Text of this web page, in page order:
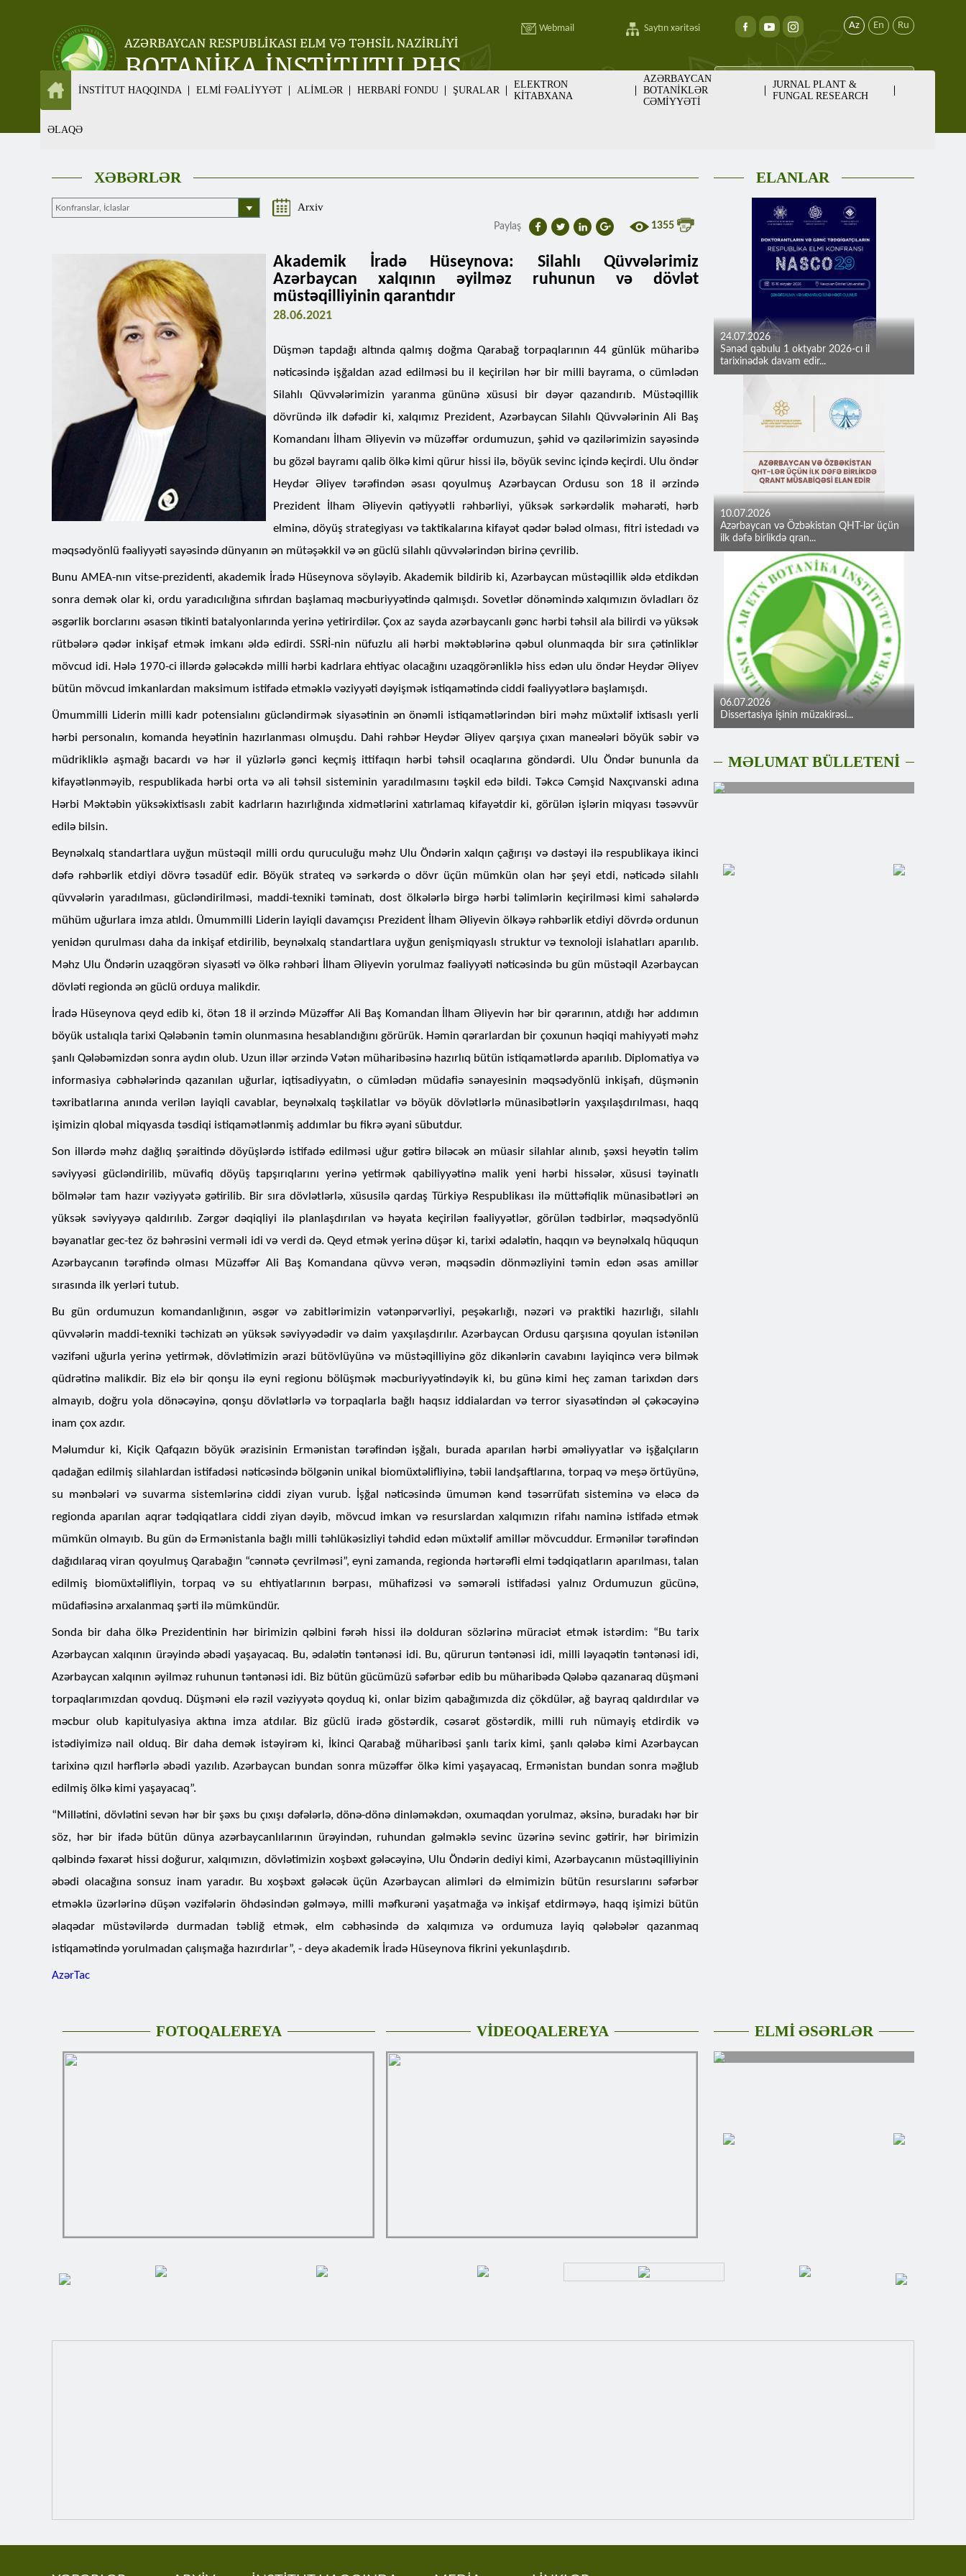
Webmail Saytın xəritəsi Az En Ru
İNSTİTUT HAQQINDA ELMİ FƏALİYYƏT ALİMLƏR HERBARİ FONDU ŞURALAR
ELEKTRON
KİTABXANA
AZƏRBAYCAN
BOTANİKLƏR
CƏMİYYƏTİ
JURNAL PLANT &
FUNGAL RESEARCH
ƏLAQƏ
XƏBƏRLƏR
Arxiv
Paylaş 1355
Akademik İradə Hüseynova: Silahlı Qüvvələrimiz
Azərbaycan xalqının əyilməz ruhunun və dövlət
müstəqilliyinin qarantıdır
28.06.2021
Düşmən tapdağı altında qalmış doğma Qarabağ torpaqlarının 44 günlük müharibə
nəticəsində işğaldan azad edilməsi bu il keçirilən hər bir milli bayrama, o cümlədən
Silahlı Qüvvələrimizin yaranma gününə xüsusi bir dəyər qazandırıb. Müstəqillik
dövründə ilk dəfədir ki, xalqımız Prezident, Azərbaycan Silahlı Qüvvələrinin Ali Baş
Komandanı İlham Əliyevin və müzəffər ordumuzun, şəhid və qazilərimizin sayəsində
bu gözəl bayramı qalib ölkə kimi qürur hissi ilə, böyük sevinc içində keçirdi. Ulu öndər
Heydər Əliyev tərəfindən əsası qoyulmuş Azərbaycan Ordusu son 18 il ərzində
Prezident İlham Əliyevin qətiyyətli rəhbərliyi, yüksək sərkərdəlik məharəti, hərb
elminə, döyüş strategiyası və taktikalarına kifayət qədər bələd olması, fitri istedadı və
məqsədyönlü fəaliyyəti sayəsində dünyanın ən mütəşəkkil və ən güclü silahlı qüvvələrindən birinə çevrilib.
Bunu AMEA-nın vitse-prezidenti, akademik İradə Hüseynova söyləyib. Akademik bildirib ki, Azərbaycan müstəqillik əldə etdikdən
sonra demək olar ki, ordu yaradıcılığına sıfırdan başlamaq məcburiyyətində qalmışdı. Sovetlər dönəmində xalqımızın övladları öz
əsgərlik borclarını əsasən tikinti batalyonlarında yerinə yetirirdilər. Çox az sayda azərbaycanlı gənc hərbi təhsil ala bilirdi və yüksək
rütbələrə qədər inkişaf etmək imkanı əldə edirdi. SSRİ-nin nüfuzlu ali hərbi məktəblərinə qəbul olunmaqda bir sıra çətinliklər
mövcud idi. Hələ 1970-ci illərdə gələcəkdə milli hərbi kadrlara ehtiyac olacağını uzaqgörənliklə hiss edən ulu öndər Heydər Əliyev
bütün mövcud imkanlardan maksimum istifadə etməklə vəziyyəti dəyişmək istiqamətində ciddi fəaliyyətlərə başlamışdı.
Ümummilli Liderin milli kadr potensialını gücləndirmək siyasətinin ən önəmli istiqamətlərindən biri məhz müxtəlif ixtisaslı yerli
hərbi personalın, komanda heyətinin hazırlanması olmuşdu. Dahi rəhbər Heydər Əliyev qarşıya çıxan maneələri böyük səbir və
müdrikliklə aşmağı bacardı və hər il yüzlərlə gənci keçmiş ittifaqın hərbi təhsil ocaqlarına göndərdi. Ulu Öndər bununla da
kifayətlənməyib, respublikada hərbi orta və ali təhsil sisteminin yaradılmasını təşkil edə bildi. Təkcə Cəmşid Naxçıvanski adına
Hərbi Məktəbin yüksəkixtisaslı zabit kadrların hazırlığında xidmətlərini xatırlamaq kifayətdir ki, görülən işlərin miqyası təsəvvür
edilə bilsin.
Beynəlxalq standartlara uyğun müstəqil milli ordu quruculuğu məhz Ulu Öndərin xalqın çağırışı və dəstəyi ilə respublikaya ikinci
dəfə rəhbərlik etdiyi dövrə təsadüf edir. Böyük strateq və sərkərdə o dövr üçün mümkün olan hər şeyi etdi, nəticədə silahlı
qüvvələrin yaradılması, gücləndirilməsi, maddi-texniki təminatı, dost ölkələrlə birgə hərbi təlimlərin keçirilməsi kimi sahələrdə
mühüm uğurlara imza atıldı. Ümummilli Liderin layiqli davamçısı Prezident İlham Əliyevin ölkəyə rəhbərlik etdiyi dövrdə ordunun
yenidən qurulması daha da inkişaf etdirilib, beynəlxalq standartlara uyğun genişmiqyaslı struktur və texnoloji islahatları aparılıb.
Məhz Ulu Öndərin uzaqgörən siyasəti və ölkə rəhbəri İlham Əliyevin yorulmaz fəaliyyəti nəticəsində bu gün müstəqil Azərbaycan
dövləti regionda ən güclü orduya malikdir.
İradə Hüseynova qeyd edib ki, ötən 18 il ərzində Müzəffər Ali Baş Komandan İlham Əliyevin hər bir qərarının, atdığı hər addımın
böyük ustalıqla tarixi Qələbənin təmin olunmasına hesablandığını görürük. Həmin qərarlardan bir çoxunun həqiqi mahiyyəti məhz
şanlı Qələbəmizdən sonra aydın olub. Uzun illər ərzində Vətən müharibəsinə hazırlıq bütün istiqamətlərdə aparılıb. Diplomatiya və
informasiya cəbhələrində qazanılan uğurlar, iqtisadiyyatın, o cümlədən müdafiə sənayesinin məqsədyönlü inkişafı, düşmənin
təxribatlarına anında verilən layiqli cavablar, beynəlxalq təşkilatlar və böyük dövlətlərlə münasibətlərin yaxşılaşdırılması, haqq
işimizin qlobal miqyasda təsdiqi istiqamətlənmiş addımlar bu fikrə əyani sübutdur.
Son illərdə məhz dağlıq şəraitində döyüşlərdə istifadə edilməsi uğur gətirə biləcək ən müasir silahlar alınıb, şəxsi heyətin təlim
səviyyəsi gücləndirilib, müvafiq döyüş tapşırıqlarını yerinə yetirmək qabiliyyətinə malik yeni hərbi hissələr, xüsusi təyinatlı
bölmələr tam hazır vəziyyətə gətirilib. Bir sıra dövlətlərlə, xüsusilə qardaş Türkiyə Respublikası ilə müttəfiqlik münasibətləri ən
yüksək səviyyəyə qaldırılıb. Zərgər dəqiqliyi ilə planlaşdırılan və həyata keçirilən fəaliyyətlər, görülən tədbirlər, məqsədyönlü
bəyanatlar gec-tez öz bəhrəsini verməli idi və verdi də. Qeyd etmək yerinə düşər ki, tarixi ədalətin, haqqın və beynəlxalq hüququn
Azərbaycanın tərəfində olması Müzəffər Ali Baş Komandana qüvvə verən, məqsədin dönməzliyini təmin edən əsas amillər
sırasında ilk yerləri tutub.
Bu gün ordumuzun komandanlığının, əsgər və zabitlərimizin vətənpərvərliyi, peşəkarlığı, nəzəri və praktiki hazırlığı, silahlı
qüvvələrin maddi-texniki təchizatı ən yüksək səviyyədədir və daim yaxşılaşdırılır. Azərbaycan Ordusu qarşısına qoyulan istənilən
vəzifəni uğurla yerinə yetirmək, dövlətimizin ərazi bütövlüyünə və müstəqilliyinə göz dikənlərin cavabını layiqincə verə bilmək
qüdrətinə malikdir. Biz elə bir qonşu ilə eyni regionu bölüşmək məcburiyyətindəyik ki, bu günə kimi heç zaman tarixdən dərs
almayıb, doğru yola dönəcəyinə, qonşu dövlətlərlə və torpaqlarla bağlı haqsız iddialardan və terror siyasətindən əl çəkəcəyinə
inam çox azdır.
Məlumdur ki, Kiçik Qafqazın böyük ərazisinin Ermənistan tərəfindən işğalı, burada aparılan hərbi əməliyyatlar və işğalçıların
qadağan edilmiş silahlardan istifadəsi nəticəsində bölgənin unikal biomüxtəlifliyinə, təbii landşaftlarına, torpaq və meşə örtüyünə,
su mənbələri və suvarma sistemlərinə ciddi ziyan vurub. İşğal nəticəsində ümumən kənd təsərrüfatı sisteminə və eləcə də
regionda aparılan aqrar tədqiqatlara ciddi ziyan dəyib, mövcud imkan və resurslardan xalqımızın rifahı naminə istifadə etmək
mümkün olmayıb. Bu gün də Ermənistanla bağlı milli təhlükəsizliyi təhdid edən müxtəlif amillər mövcuddur. Ermənilər tərəfindən
dağıdılaraq viran qoyulmuş Qarabağın “cənnətə çevrilməsi”, eyni zamanda, regionda hərtərəfli elmi tədqiqatların aparılması, talan
edilmiş biomüxtəlifliyin, torpaq və su ehtiyatlarının bərpası, mühafizəsi və səmərəli istifadəsi yalnız Ordumuzun gücünə,
müdafiəsinə arxalanmaq şərti ilə mümkündür.
Sonda bir daha ölkə Prezidentinin hər birimizin qəlbini fərəh hissi ilə dolduran sözlərinə müraciət etmək istərdim: “Bu tarix
Azərbaycan xalqının ürəyində əbədi yaşayacaq. Bu, ədalətin təntənəsi idi. Bu, qürurun təntənəsi idi, milli ləyaqətin təntənəsi idi,
Azərbaycan xalqının əyilməz ruhunun təntənəsi idi. Biz bütün gücümüzü səfərbər edib bu müharibədə Qələbə qazanaraq düşməni
torpaqlarımızdan qovduq. Düşməni elə rəzil vəziyyətə qoyduq ki, onlar bizim qabağımızda diz çökdülər, ağ bayraq qaldırdılar və
məcbur olub kapitulyasiya aktına imza atdılar. Biz güclü iradə göstərdik, cəsarət göstərdik, milli ruh nümayiş etdirdik və
istədiyimizə nail olduq. Bir daha demək istəyirəm ki, İkinci Qarabağ müharibəsi şanlı tarix kimi, şanlı qələbə kimi Azərbaycan
tarixinə qızıl hərflərlə əbədi yazılıb. Azərbaycan bundan sonra müzəffər ölkə kimi yaşayacaq, Ermənistan bundan sonra məğlub
edilmiş ölkə kimi yaşayacaq”.
“Millətini, dövlətini sevən hər bir şəxs bu çıxışı dəfələrlə, dönə-dönə dinləməkdən, oxumaqdan yorulmaz, əksinə, buradakı hər bir
söz, hər bir ifadə bütün dünya azərbaycanlılarının ürəyindən, ruhundan gəlməklə sevinc üzərinə sevinc gətirir, hər birimizin
qəlbində fəxarət hissi doğurur, xalqımızın, dövlətimizin xoşbəxt gələcəyinə, Ulu Öndərin dediyi kimi, Azərbaycanın müstəqilliyinin
əbədi olacağına sonsuz inam yaradır. Bu xoşbəxt gələcək üçün Azərbaycan alimləri də elmimizin bütün resurslarını səfərbər
etməklə üzərlərinə düşən vəzifələrin öhdəsindən gəlməyə, milli məfkurəni yaşatmağa və inkişaf etdirməyə, haqq işimizi bütün
əlaqədar müstəvilərdə durmadan təbliğ etmək, elm cəbhəsində də xalqımıza və ordumuza layiq qələbələr qazanmaq
istiqamətində yorulmadan çalışmağa hazırdırlar”, - deyə akademik İradə Hüseynova fikrini yekunlaşdırıb.
AzərTac
ELANLAR
24.07.2026
Sənəd qəbulu 1 oktyabr 2026-cı il
tarixinədək davam edir...
10.07.2026
Azərbaycan və Özbəkistan QHT-lər üçün
ilk dəfə birlikdə qran...
06.07.2026
Dissertasiya işinin müzakirəsi...
MƏLUMAT BÜLLETENİ
FOTOQALEREYA VİDEOQALEREYA ELMİ ƏSƏRLƏR